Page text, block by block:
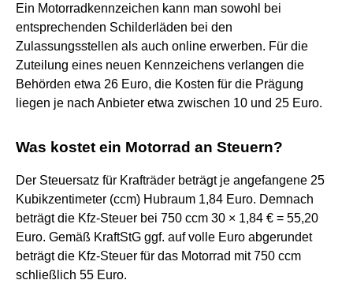
Ein Motorradkennzeichen kann man sowohl bei
entsprechenden Schilderläden bei den
Zulassungsstellen als auch online erwerben. Für die
Zuteilung eines neuen Kennzeichens verlangen die
Behörden etwa 26 Euro, die Kosten für die Prägung
liegen je nach Anbieter etwa zwischen 10 und 25 Euro.
Was kostet ein Motorrad an Steuern?
Der Steuersatz für Krafträder beträgt je angefangene 25
Kubikzentimeter (ccm) Hubraum 1,84 Euro. Demnach
beträgt die Kfz-Steuer bei 750 ccm 30 × 1,84 € = 55,20
Euro. Gemäß KraftStG ggf. auf volle Euro abgerundet
beträgt die Kfz-Steuer für das Motorrad mit 750 ccm
schließlich 55 Euro.